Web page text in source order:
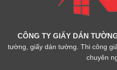
CÔNG TY GIẤY DÁN
tường, giấy dán tường. Thi công
chuyên